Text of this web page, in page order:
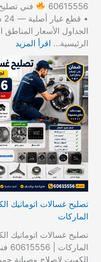
60615556
فني
الجداول الأسعار المناطق
الرئيسية… اقرأ المزيد
الماركات
الكويت لإصلاح وصيانة